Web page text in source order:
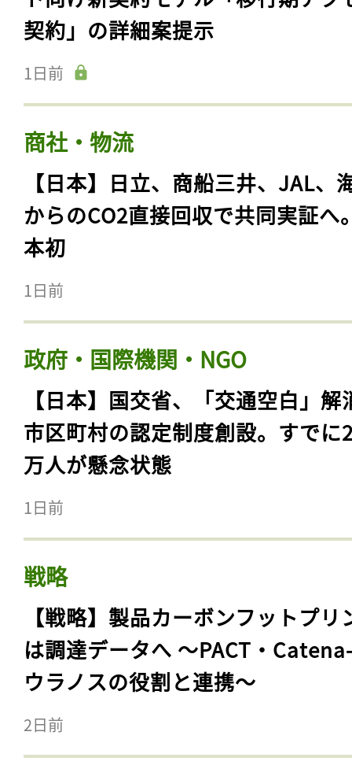
契約」の詳細案提示
1日前
商社・物流
【日本】日立、商船三井、JAL、
からのCO2直接回収で共同実証へ
本初
1日前
政府・国際機関・NGO
【日本】国交省、「交通空白」解
市区町村の認定制度創設。すでに
万人が懸念状態
1日前
戦略
【戦略】製品カーボンフットプリ
は調達データへ 〜PACT・
ウラノスの役割と連携〜
2日前